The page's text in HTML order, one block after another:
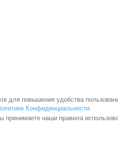
для повышения удобства
Конфиденциальности.
принимаете наши правила